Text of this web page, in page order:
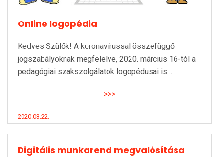
Online logopédia
Kedves Szülők! A koronavírussal összefüggő
jogszabályoknak megfelelve, 2020. március 16-tól a
pedagógiai szakszolgálatok logopédusai is…
>>>
2020.03.22.
Digitális munkarend megvalósítása